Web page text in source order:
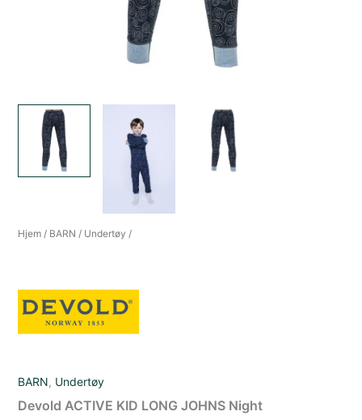
Hjem / BARN / Undertøy /
BARN, Undertøy
Devold ACTIVE KID LONG JOHNS Night